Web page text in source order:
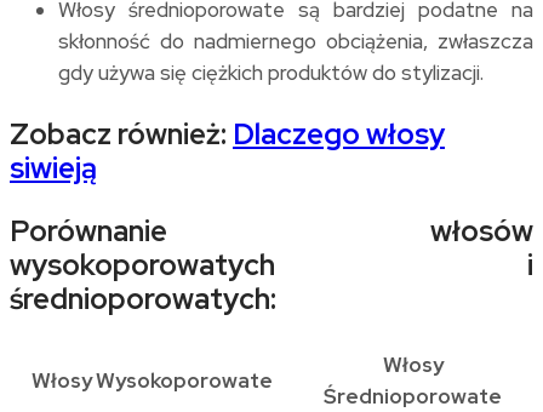
Włosy średnioporowate są bardziej podatne na
skłonność do nadmiernego obciążenia, zwłaszcza
gdy używa się ciężkich produktów do stylizacji.
Zobacz również: Dlaczego włosy
siwieją
Porównanie włosów
wysokoporowatych i
średnioporowatych:
Włosy Wysokoporowate
Włosy
Średnioporowate